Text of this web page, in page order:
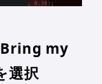
Bring my
選択